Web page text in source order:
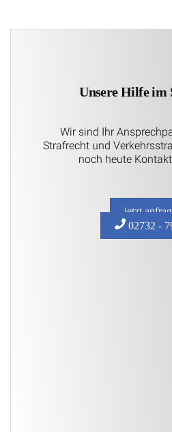
Unsere Hilfe im
Wir sind Ihr
Strafrecht und
noch heute
jetzt
02732 -